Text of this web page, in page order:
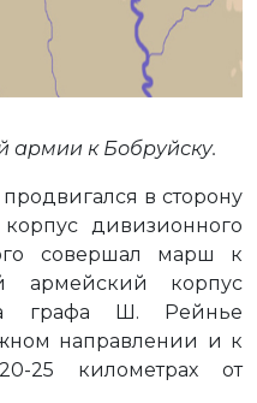
армии к Бобруйску.
в сторону
дивизионного
совершал марш к
армейский корпус
графа Ш. Рейнье
направлении и к
25 километрах от